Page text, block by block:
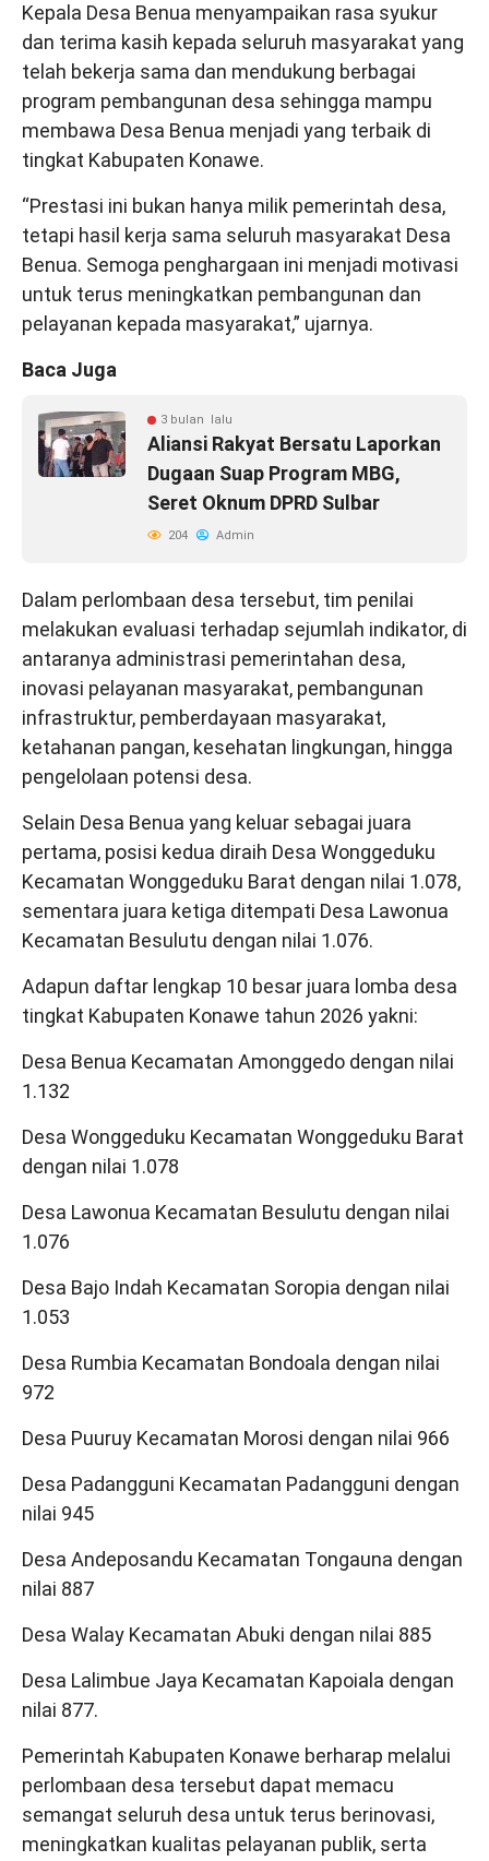
Kepala Desa Benua menyampaikan rasa syukur
dan terima kasih kepada seluruh masyarakat yang
telah bekerja sama dan mendukung berbagai
program pembangunan desa sehingga mampu
membawa Desa Benua menjadi yang terbaik di
tingkat Kabupaten Konawe.
“Prestasi ini bukan hanya milik pemerintah desa,
tetapi hasil kerja sama seluruh masyarakat Desa
Benua. Semoga penghargaan ini menjadi motivasi
untuk terus meningkatkan pembangunan dan
pelayanan kepada masyarakat,” ujarnya.
Baca Juga
3 bulan lalu
Aliansi Rakyat Bersatu Laporkan
Dugaan Suap Program MBG,
Seret Oknum DPRD Sulbar
204 Admin
Dalam perlombaan desa tersebut, tim penilai
melakukan evaluasi terhadap sejumlah indikator, di
antaranya administrasi pemerintahan desa,
inovasi pelayanan masyarakat, pembangunan
infrastruktur, pemberdayaan masyarakat,
ketahanan pangan, kesehatan lingkungan, hingga
pengelolaan potensi desa.
Selain Desa Benua yang keluar sebagai juara
pertama, posisi kedua diraih Desa Wonggeduku
Kecamatan Wonggeduku Barat dengan nilai 1.078,
sementara juara ketiga ditempati Desa Lawonua
Kecamatan Besulutu dengan nilai 1.076.
Adapun daftar lengkap 10 besar juara lomba desa
tingkat Kabupaten Konawe tahun 2026 yakni:
Desa Benua Kecamatan Amonggedo dengan nilai
1.132
Desa Wonggeduku Kecamatan Wonggeduku Barat
dengan nilai 1.078
Desa Lawonua Kecamatan Besulutu dengan nilai
1.076
Desa Bajo Indah Kecamatan Soropia dengan nilai
1.053
Desa Rumbia Kecamatan Bondoala dengan nilai
972
Desa Puuruy Kecamatan Morosi dengan nilai 966
Desa Padangguni Kecamatan Padangguni dengan
nilai 945
Desa Andeposandu Kecamatan Tongauna dengan
nilai 887
Desa Walay Kecamatan Abuki dengan nilai 885
Desa Lalimbue Jaya Kecamatan Kapoiala dengan
nilai 877.
Pemerintah Kabupaten Konawe berharap melalui
perlombaan desa tersebut dapat memacu
semangat seluruh desa untuk terus berinovasi,
meningkatkan kualitas pelayanan publik, serta